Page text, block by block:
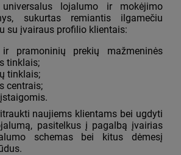
lojalumo ir mokėjimo
sukurtas remiantis ilgamečiu
su įvairaus profilio klientais:
pramoninių prekių mažmeninės
tinklais;
tinklais;
centrais;
naujiems klientams bei ugdyti
pasitelkus į pagalbą įvairias
schemas bei kitus dėmesį